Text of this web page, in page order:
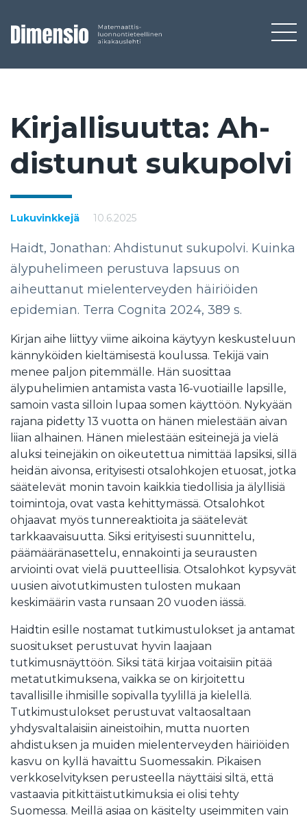
Kir­jal­li­suut­ta: Ah­
dis­tu­nut su­ku­pol­vi
Lukuvinkkejä 10.6.2025
Haidt, Jonathan: Ahdistunut sukupolvi. Kuinka
älypuhelimeen perustuva lapsuus on
aiheuttanut mielenterveyden häiriöiden
epidemian. Terra Cognita 2024, 389 s.
Kirjan aihe liittyy viime aikoina käytyyn keskusteluun
kännyköiden kieltämisestä koulussa. Tekijä vain
menee paljon pitemmälle. Hän suosittaa
älypuhelimien antamista vasta 16-vuotiaille lapsille,
samoin vasta silloin lupaa somen käyttöön. Nykyään
rajana pidetty 13 vuotta on hänen mielestään aivan
liian alhainen. Hänen mielestään esiteinejä ja vielä
aluksi teinejäkin on oikeutettua nimittää lapsiksi, sillä
heidän aivonsa, erityisesti otsalohkojen etuosat, jotka
säätelevät monin tavoin kaikkia tiedollisia ja älyllisiä
toimintoja, ovat vasta kehittymässä. Otsalohkot
ohjaavat myös tunnereaktioita ja säätelevät
tarkkaavaisuutta. Siksi erityisesti suunnittelu,
päämääränasettelu, ennakointi ja seurausten
arviointi ovat vielä puutteellisia. Otsalohkot kypsyvät
uusien aivotutkimusten tulosten mukaan
keskimäärin vasta runsaan 20 vuoden iässä.
Haidtin esille nostamat tutkimustulokset ja antamat
suositukset perustuvat hyvin laajaan
tutkimusnäyttöön. Siksi tätä kirjaa voitaisiin pitää
metatutkimuksena, vaikka se on kirjoitettu
tavallisille ihmisille sopivalla tyylillä ja kielellä.
Tutkimustulokset perustuvat valtaosaltaan
yhdysvaltalaisiin aineistoihin, mutta nuorten
ahdistuksen ja muiden mielenterveyden häiriöiden
kasvu on kyllä havaittu Suomessakin. Pikaisen
verkkoselvityksen perusteella näyttäisi siltä, että
vastaavia pitkittäistutkimuksia ei olisi tehty
Suomessa. Meillä asiaa on käsitelty useimmiten vain